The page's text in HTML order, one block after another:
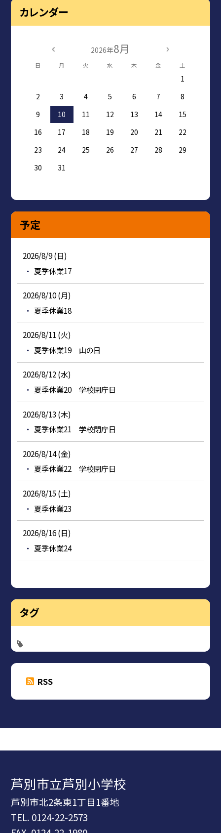
カレンダー
2026年8月
日 月 火 水 木 金 土
1
2
3 4 5 6 7
8
9
10 11 12 13 14
15
16
17 18 19 20 21
22
23
24 25 26 27 28
29
30
31
予定
2026/8/9 (日)
夏季休業17
2026/8/10 (月)
夏季休業18
2026/8/11 (火)
夏季休業19 山の日
2026/8/12 (水)
夏季休業20 学校閉庁日
2026/8/13 (木)
夏季休業21 学校閉庁日
2026/8/14 (金)
夏季休業22 学校閉庁日
2026/8/15 (土)
夏季休業23
2026/8/16 (日)
夏季休業24
タグ
RSS
芦別市立芦別小学校
芦別市北2条東1丁目1番地
TEL. 0124-22-2573